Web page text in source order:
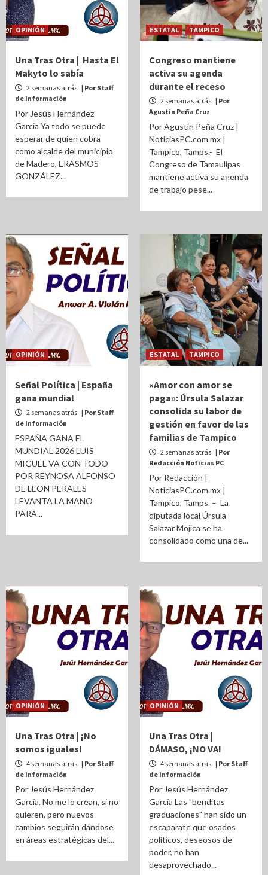
OPINIÓN
Una Tras Otra | Hasta El
Makyto lo sabía
2 semanas atrás | Por Staff
de Información
Por Jesús Hernández
García Ya todo se puede
esperar de quien cobra
como alcalde del municipio
de Madero, ERASMOS
GONZÁLEZ...
ESTATAL TAMPICO
Congreso mantiene
activa su agenda
durante el receso
2 semanas atrás | Por
Agustin Peña Cruz
Por Agustín Peña Cruz |
NoticiasPC.com.mx |
Tampico, Tamps.- El
Congreso de Tamaulipas
mantiene activa su agenda
de trabajo pese...
OPINIÓN
Señal Política | España
gana mundial
2 semanas atrás | Por Staff
de Información
ESPAÑA GANA EL
MUNDIAL 2026 LUIS
MIGUEL VA CON TODO
POR REYNOSA ALFONSO
DE LEON PERALES
LEVANTA LA MANO
PARA...
ESTATAL TAMPICO
«Amor con amor se
paga»: Úrsula Salazar
consolida su labor de
gestión en favor de las
familias de Tampico
2 semanas atrás | Por
Redacción Noticias PC
Por Redacción |
NoticiasPC.com.mx |
Tampico, Tamps. – La
diputada local Úrsula
Salazar Mojica se ha
consolidado como una de...
OPINIÓN
Una Tras Otra | ¡No
somos iguales!
4 semanas atrás | Por Staff
de Información
Por Jesús Hernández
García. No me lo crean, si no
quieren, pero nuevos
cambios seguirán dándose
en áreas estratégicas del...
OPINIÓN
Una Tras Otra |
DÁMASO, ¡NO VA!
4 semanas atrás | Por Staff
de Información
Por Jesús Hernández
García Las "benditas
graduaciones" han sido un
escaparate que osados
políticos, deseosos de
poder, no han
desaprovechado...